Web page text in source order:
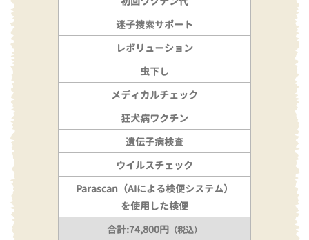
迷子捜索サポート
レボリューション
虫下し
メディカルチェック
狂犬病ワクチン
遺伝子病検査
ウイルスチェック
Parascan（AIによる検便システム）
を使用した検便
合計:74,800円 （税込）